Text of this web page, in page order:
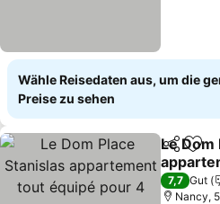
Wähle Reisedaten aus, um die
Preise zu sehen
TeilenZu
Le Dom
pour 4
7,7 Gut
Nancy,